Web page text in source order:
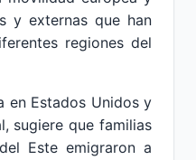
y externas que han
regiones del
en Estados Unidos y
sugiere que familias
Este emigraron a